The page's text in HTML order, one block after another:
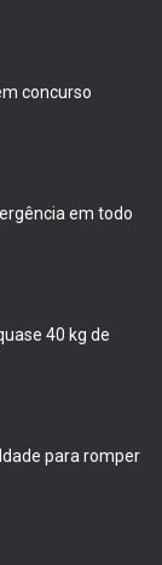
concurso
em todo
40 kg de
para romper